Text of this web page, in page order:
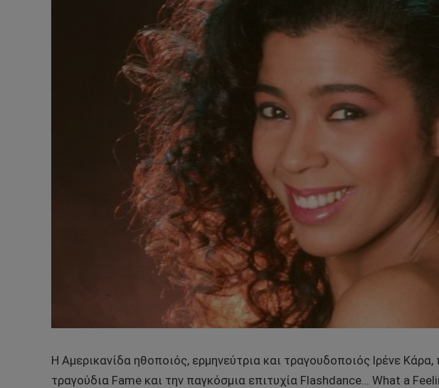
Η Αμερικανίδα ηθοποιός, ερμηνεύτρια και τραγουδοποιός Ιρένε Κάρα,
τραγούδια Fame και την παγκόσμια επιτυχία Flashdance… What a